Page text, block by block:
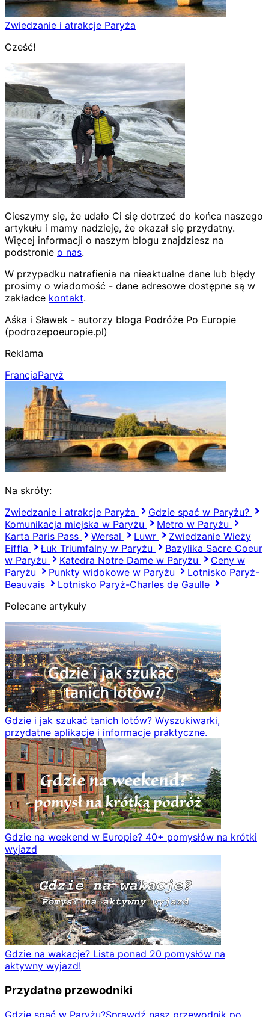
Zwiedzanie i atrakcje Paryża
Cześć!
Cieszymy się, że udało Ci się dotrzeć do końca naszego
artykułu i mamy nadzieję, że okazał się przydatny.
Więcej informacji o naszym blogu znajdziesz na
podstronie o nas.
W przypadku natrafienia na nieaktualne dane lub błędy
prosimy o wiadomość - dane adresowe dostępne są w
zakładce kontakt.
Aśka i Sławek - autorzy bloga Podróże Po Europie
(podrozepoeuropie.pl)
Reklama
FrancjaParyż
Na skróty:
Zwiedzanie i atrakcje Paryża
Gdzie spać w Paryżu?
Komunikacja miejska w Paryżu
Metro w Paryżu
Karta Paris Pass
Wersal Luwr
Zwiedzanie Wieży
Eiffla
Łuk Triumfalny w Paryżu
Bazylika Sacre Coeur
w Paryżu
Katedra Notre Dame w Paryżu
Ceny w
Paryżu
Punkty widokowe w Paryżu
Lotnisko Paryż-
Beauvais
Lotnisko Paryż-Charles de Gaulle
Polecane artykuły
Gdzie i jak szukać tanich lotów? Wyszukiwarki,
przydatne aplikacje i informacje praktyczne.
Gdzie na weekend w Europie? 40+ pomysłów na krótki
wyjazd
Gdzie na wakacje? Lista ponad 20 pomysłów na
aktywny wyjazd!
Przydatne przewodniki
Gdzie spać w Paryżu?Sprawdź nasz przewodnik po